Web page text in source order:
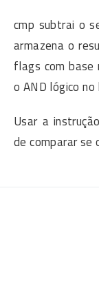
cmp subtrai o
armazena o
flags com
o AND lógico
Usar a
de comparar se